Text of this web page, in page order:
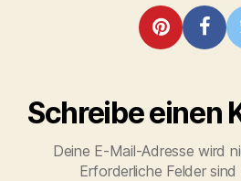
Schreibe einen
Deine E-Mail-Adresse wird
Erforderliche Felder sind